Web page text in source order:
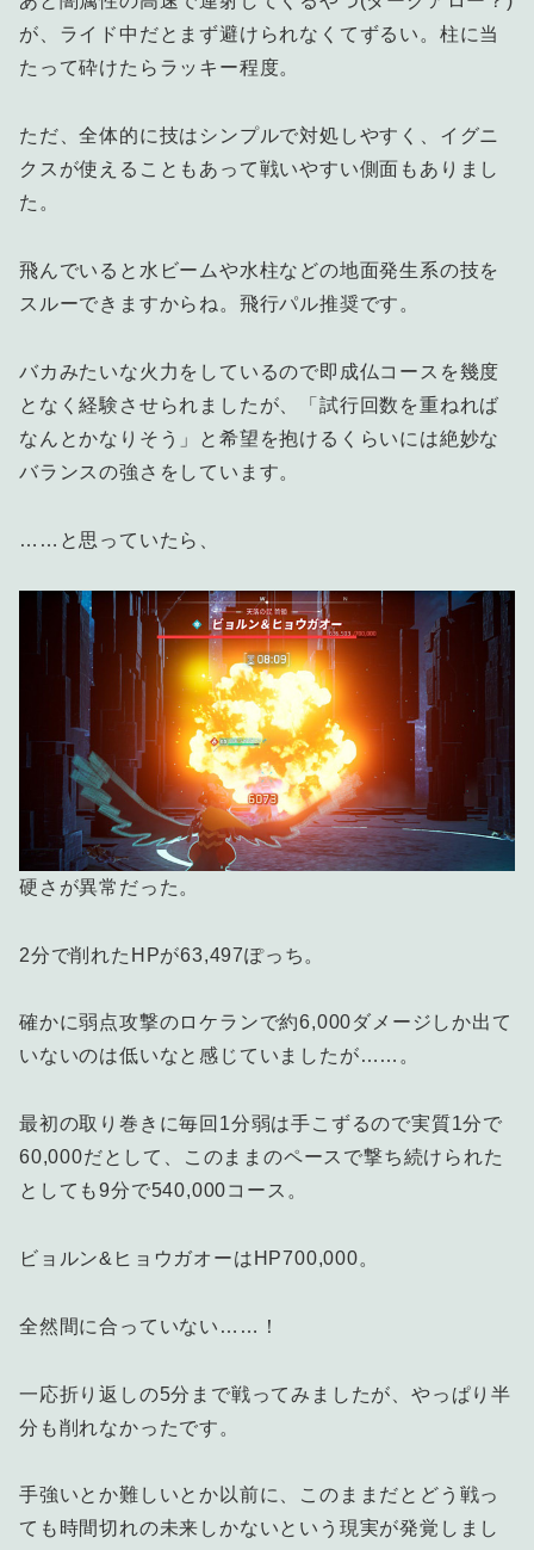
が、ライド中だとまず避けられなくてずるい。柱に当
たって砕けたらラッキー程度。
ただ、全体的に技はシンプルで対処しやすく、イグニ
クスが使えることもあって戦いやすい側面もありまし
た。
飛んでいると水ビームや水柱などの地面発生系の技を
スルーできますからね。飛行パル推奨です。
バカみたいな火力をしているので即成仏コースを幾度
となく経験させられましたが、「試行回数を重ねれば
なんとかなりそう」と希望を抱けるくらいには絶妙な
バランスの強さをしています。
……と思っていたら、
硬さが異常だった。
2分で削れたHPが63,497ぽっち。
確かに弱点攻撃のロケランで約6,000ダメージしか出て
いないのは低いなと感じていましたが……。
最初の取り巻きに毎回1分弱は手こずるので実質1分で
60,000だとして、このままのペースで撃ち続けられた
としても9分で540,000コース。
ビョルン&ヒョウガオーはHP700,000。
全然間に合っていない……！
一応折り返しの5分まで戦ってみましたが、やっぱり半
分も削れなかったです。
手強いとか難しいとか以前に、このままだとどう戦っ
ても時間切れの未来しかないという現実が発覚しまし